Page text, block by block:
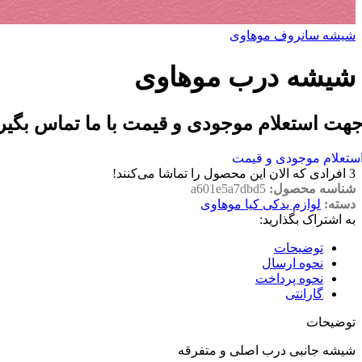
شیشه سانروف موهاوی
شیشه درب موهاوی
استعلام موجودی و قیمت با ما تماس
موجودی و قیمت
3 افرادی که الان این محصول را تماشا می‌کنند!
شناسه محصول: a601e5a7dbd5
دسته: لوازم یدکی کیا موهاوی
به اشتراک بگذارید:
توضیحات
نحوه ارسال
نحوه پرداخت
گارانتی
توضیحات
شیشه جانبی درب اصلی و متفرقه